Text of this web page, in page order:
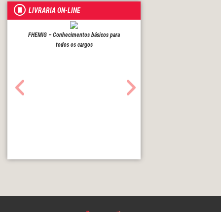
LIVRARIA ON-LINE
FHEMIG – Conhecimentos básicos para
todos os cargos